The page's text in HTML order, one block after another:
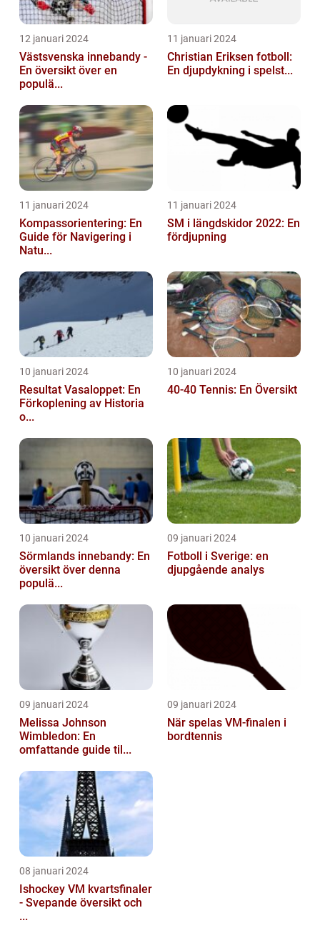
12 januari 2024
Västsvenska innebandy -
En översikt över en
populä...
11 januari 2024
Christian Eriksen fotboll:
En djupdykning i spelst...
11 januari 2024
Kompassorientering: En
Guide för Navigering i
Natu...
11 januari 2024
SM i längdskidor 2022: En
fördjupning
10 januari 2024
Resultat Vasaloppet: En
Förkoplening av Historia
o...
10 januari 2024
40-40 Tennis: En Översikt
10 januari 2024
Sörmlands innebandy: En
översikt över denna
populä...
09 januari 2024
Fotboll i Sverige: en
djupgående analys
09 januari 2024
Melissa Johnson
Wimbledon: En
omfattande guide til...
09 januari 2024
När spelas VM-finalen i
bordtennis
08 januari 2024
Ishockey VM kvartsfinaler
- Svepande översikt och
...